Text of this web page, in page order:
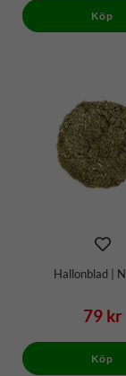
Köp
Hallonblad |
79 kr
Köp